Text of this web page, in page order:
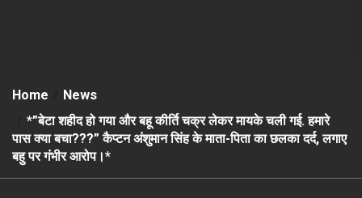
Home
News
*”बेटा शहीद हो गया और बहू कीर्ति चक्र लेकर मायके चली गई. हमारे
पास क्या बचा???” कैप्टन अंशुमान सिंह के माता-पिता का छलका दर्द, लगाए
बहु पर गंभीर आरोप।*